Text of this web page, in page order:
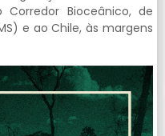
Bioceânico, de
e ao Chile, às margens